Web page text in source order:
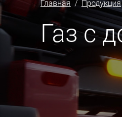
Главная / Продукция
Газ с